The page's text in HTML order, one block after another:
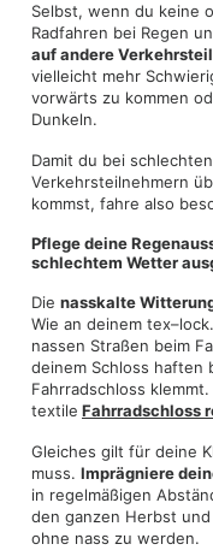
Selbst, wenn du keine
Radfahren bei Regen
auf andere
vielleicht mehr
vorwärts zu kommen
Dunkeln.
Damit du bei
Verkehrsteilnehmern
kommst, fahre also
Pflege deine
schlechtem Wetter
Die nasskalte
Wie an deinem
nassen Straßen beim
deinem Schloss haften
Fahrradschloss
textile Fahrradschloss
Gleiches gilt für deine
muss. Imprägniere
in regelmäßigen
den ganzen Herbst
ohne nass zu werden.